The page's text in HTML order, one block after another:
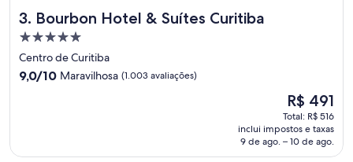
3. Bourbon Hotel & Suítes Curitiba
Bourbon Hotel & Suítes Curitiba
Propriedade
5.0
estrelas
Centro de Curitiba
9.0
9,0/10 Maravilhosa (1.003 avaliações)
O
preço
é
de
R$ 491
R$ 491
Total: R$ 516
inclui impostos e taxas
9 de ago. – 10 de ago.